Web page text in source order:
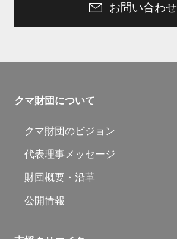
お問い合わせ
クマ財団について
クマ財団のビジョン
代表理事メッセージ
財団概要・沿革
公開情報